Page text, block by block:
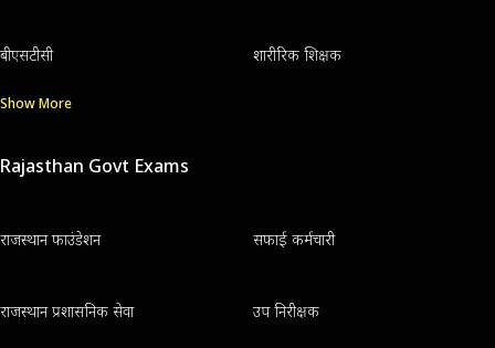
बीएसटीसी शारीरिक शिक्षक
Show More
Rajasthan Govt Exams
राजस्थान फाउंडेशन सफाई कर्मचारी
राजस्थान प्रशासनिक सेवा उप निरीक्षक